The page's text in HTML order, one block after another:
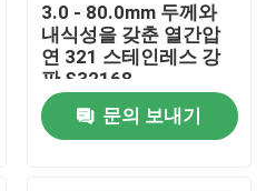
3.0 - 80.0mm 두께와
내식성을 갖춘 열간압
연 321 스테인레스 강
판 S32168
문의 보내기